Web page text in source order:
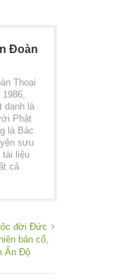
Đoàn
Thoại
danh là
Phật
là Bác
sưu
tài liệu
cả
đời Đức
bản cổ,
Ấn Độ